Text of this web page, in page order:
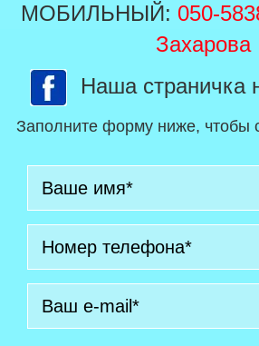
МОБИЛЬНЫЙ: 050-
Захарова
Наша страничка
Заполните форму ниже, чтобы